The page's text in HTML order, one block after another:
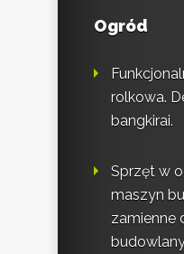
Ogród
rolkowa.
bangkirai.
Sprzęt w
maszyn
zamienne